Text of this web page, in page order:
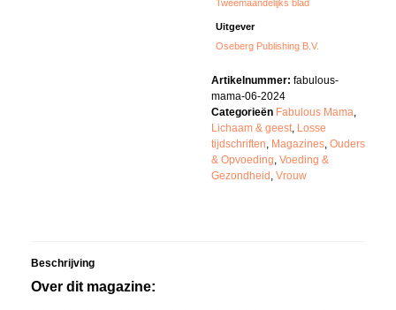
Tweemaandelijks blad
Uitgever
Oseberg Publishing B.V.
Artikelnummer: fabulous-
mama-06-2024
Categorieën Fabulous Mama,
Lichaam & geest, Losse
tijdschriften, Magazines, Ouders
& Opvoeding, Voeding &
Gezondheid , Vrouw
Beschrijving
Over dit magazine: